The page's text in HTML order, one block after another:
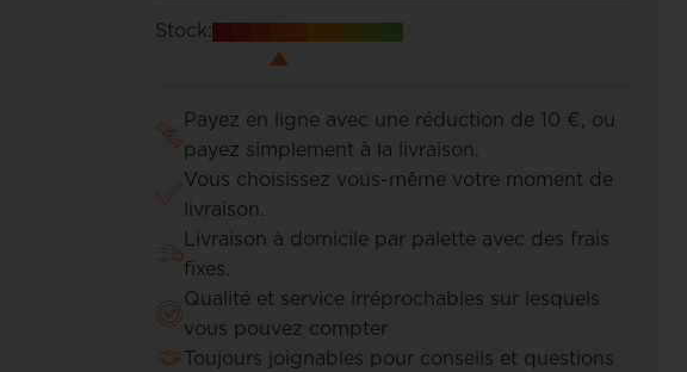
Stock:
Payez en ligne avec une réduction de 10 €, ou
payez simplement à la livraison.
Vous choisissez vous-même votre moment de
livraison.
Livraison à domicile par palette avec des frais
fixes.
Qualité et service irréprochables sur lesquels
vous pouvez compter
Toujours joignables pour conseils et questions